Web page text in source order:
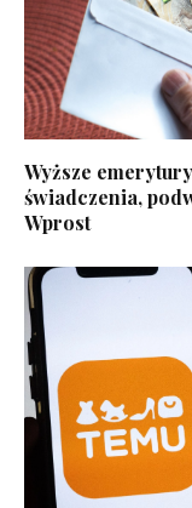
Wyższe
świadczenia,
Wprost